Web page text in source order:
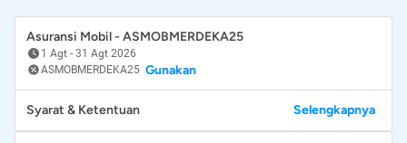
Asuransi Mobil - ASMOBMERDEKA25
1 Agt - 31 Agt 2026
ASMOBMERDEKA25 Gunakan
Syarat & Ketentuan Selengkapnya